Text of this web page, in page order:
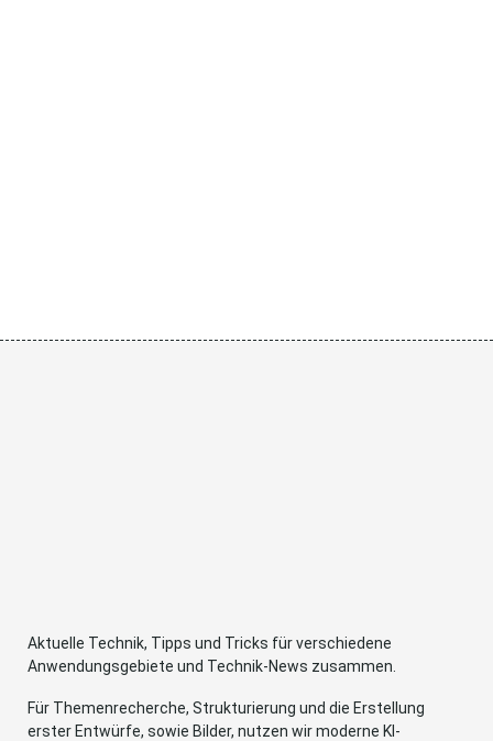
Aktuelle Technik, Tipps und Tricks für verschiedene
Anwendungsgebiete und Technik-News zusammen.
Für Themenrecherche, Strukturierung und die Erstellung
erster Entwürfe, sowie Bilder, nutzen wir moderne KI-